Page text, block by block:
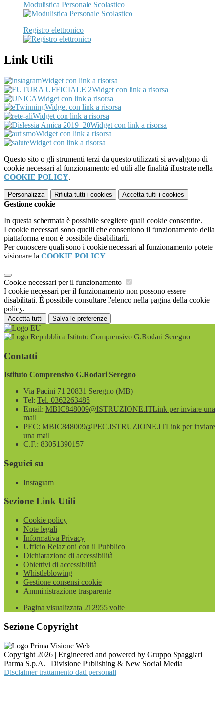
Modulistica Personale Scolastico
Registro elettronico
Link Utili
Widget con link a risorsa
Widget con link a risorsa
Widget con link a risorsa
Widget con link a risorsa
Widget con link a risorsa
Widget con link a risorsa
Widget con link a risorsa
Widget con link a risorsa
Questo sito o gli strumenti terzi da questo utilizzati si avvalgono di
cookie necessari al funzionamento ed utili alle finalità illustrate nella
COOKIE POLICY.
Personalizza Rifiuta tutti i cookies Accetta tutti i cookies
Gestione cookie
In questa schermata è possibile scegliere quali cookie consentire.
I cookie necessari sono quelli che consentono il funzionamento della
piattaforma e non è possibile disabilitarli.
Per conoscere quali sono i cookie necessari al funzionamento potete
visionare la COOKIE POLICY.
Cookie necessari per il funzionamento
I cookie necessari per il funzionamento non possono essere
disabilitati. È possibile consultare l'elenco nella pagina della cookie
policy.
Accetta tutti Salva le preferenze
Istituto Comprensivo G.Rodari Seregno
Contatti
Istituto Comprensivo G.Rodari Seregno
Via Pacini 71 20831 Seregno (MB)
Tel: Tel. 0362263485
Email: MBIC848009@ISTRUZIONE.ITLink per inviare una
mail
PEC: MBIC848009@PEC.ISTRUZIONE.ITLink per inviare
una mail
C.F.: 83051390157
Seguici su
Instagram
Sezione Link Utili
Cookie policy
Note legali
Informativa Privacy
Ufficio Relazioni con il Pubblico
Dichiarazione di accessibilità
Obiettivi di accessibilità
Whistleblowing
Gestione consensi cookie
Amministrazione trasparente
Pagina visualizzata 212955 volte
Sezione Copyright
Copyright 2026 | Engineered and powered by Gruppo Spaggiari
Parma S.p.A. | Divisione Publishing & New Social Media
Disclaimer trattamento dati personali